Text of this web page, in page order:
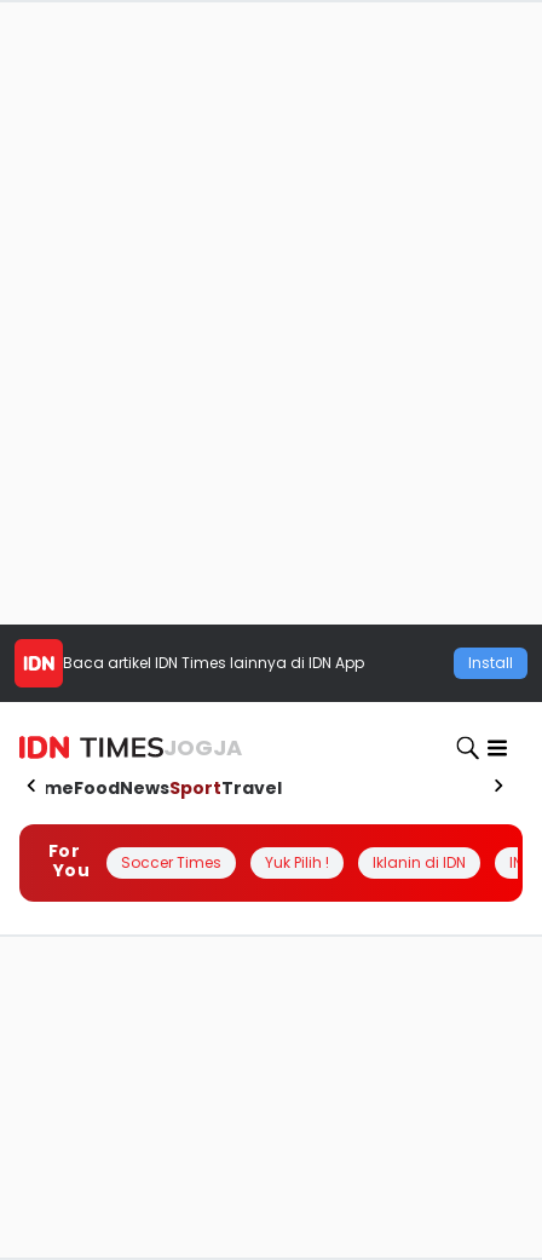
Baca artikel IDN Times lainnya di IDN App Install
JOGJA
HomeFoodNewsSportTravel
For
You
Soccer Times Yuk Pilih ! Iklanin di IDN